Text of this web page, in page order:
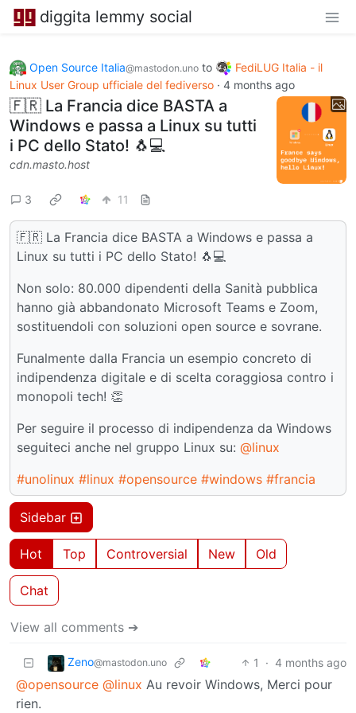
diggita lemmy social
Open Source Italia@mastodon.uno to
FediLUG Italia - il
Linux User Group ufficiale del fediverso · 4 months ago
🇫🇷 La Francia dice BASTA a
Windows e passa a Linux su tutti
i PC dello Stato! 🐧💻
cdn.masto.host
3 11
🇫🇷 La Francia dice BASTA a Windows e passa a
Linux su tutti i PC dello Stato! 🐧💻
Non solo: 80.000 dipendenti della Sanità pubblica
hanno già abbandonato Microsoft Teams e Zoom,
sostituendoli con soluzioni open source e sovrane.
Funalmente dalla Francia un esempio concreto di
indipendenza digitale e di scelta coraggiosa contro i
monopoli tech! 👏
Per seguire il processo di indipendenza da Windows
seguiteci anche nel gruppo Linux su: @linux
#unolinux #linux #opensource #windows #francia
Sidebar
Hot Top Controversial New Old
Chat
View all comments ➔
Zeno@mastodon.uno 1 · 4 months ago
@opensource @linux Au revoir Windows, Merci pour
rien.